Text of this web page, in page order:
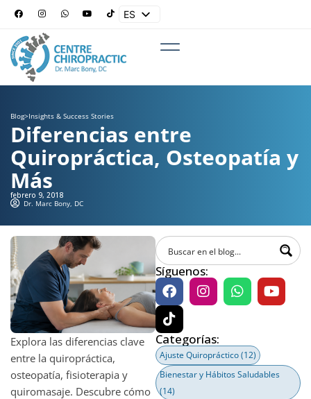
ES
Blog>Insights & Success Stories
Diferencias entre
Quiropráctica, Osteopatía y
Más
febrero 9, 2018
Dr. Marc Bony, DC
Explora las diferencias clave
entre la quiropráctica,
osteopatía, fisioterapia y
quiromasaje. Descubre cómo
Síguenos:
Categorías:
Ajuste Quiropráctico(12)
Bienestar y Hábitos Saludables
(14)